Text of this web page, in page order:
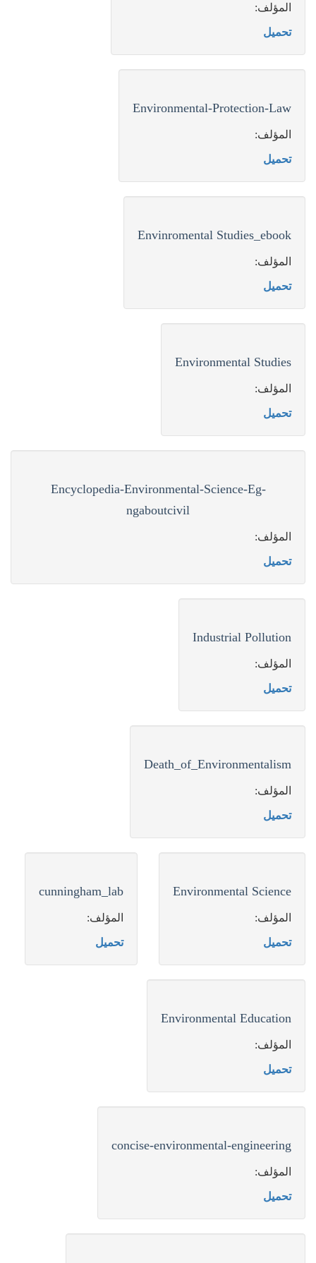
المؤلف:
تحميل
Environmental-Protection-Law
المؤلف:
تحميل
Envinromental Studies_ebook
المؤلف:
تحميل
Environmental Studies
المؤلف:
تحميل
Encyclopedia-Environmental-Science-Eg-
ngaboutcivil
المؤلف:
تحميل
Industrial Pollution
المؤلف:
تحميل
Death_of_Environmentalism
المؤلف:
تحميل
Environmental Science
المؤلف:
تحميل
cunningham_lab
المؤلف:
تحميل
Environmental Education
المؤلف:
تحميل
concise-environmental-engineering
المؤلف:
تحميل